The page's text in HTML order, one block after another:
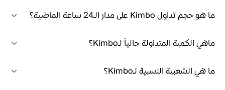
ما هو حجم تداول Kimbo على مدار الـ24 ساعة الماضية؟
ماهي الكمية المتداولة حالياً لـKimbo؟
ما هي الشعبية النسبية لـKimbo؟